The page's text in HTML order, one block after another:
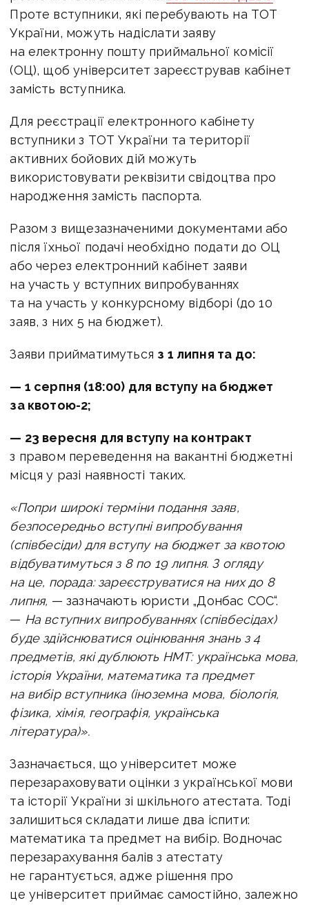
Проте вступники, які перебувають на ТОТ
України, можуть надіслати заяву
на електронну пошту приймальної комісії
(ОЦ), щоб університет зареєстрував кабінет
замість вступника.
Для реєстрації електронного кабінету
вступники з ТОТ України та території
активних бойових дій можуть
використовувати реквізити свідоцтва про
народження замість паспорта.
Разом з вищезазначеними документами або
після їхньої подачі необхідно подати до ОЦ
або через електронний кабінет заяви
на участь у вступних випробуваннях
та на участь у конкурсному відборі (до 10
заяв, з них 5 на бюджет).
Заяви прийматимуться з 1 липня та до:
— 1 серпня (18:00) для вступу на бюджет
за квотою-2;
— 23 вересня для вступу на контракт
з правом переведення на вакантні бюджетні
місця у разі наявності таких.
«Попри широкі терміни подання заяв,
безпосередньо вступні випробування
(співбесіди) для вступу на бюджет за квотою
відбуватимуться з 8 по 19 липня. З огляду
на це, порада: зареєструватися на них до 8
липня, — зазначають юристи „Донбас СОС“.
— На вступних випробуваннях (співбесідах)
буде здійснюватися оцінювання знань з 4
предметів, які дублюють НМТ: українська мова,
історія України, математика та предмет
на вибір вступника (іноземна мова, біологія,
фізика, хімія, географія, українська
література)».
Зазначається, що університет може
перезараховувати оцінки з української мови
та історії України зі шкільного атестата. Тоді
залишиться складати лише два іспити:
математика та предмет на вибір. Водночас
перезарахування балів з атестату
не гарантується, адже рішення про
це університет приймає самостійно, залежно